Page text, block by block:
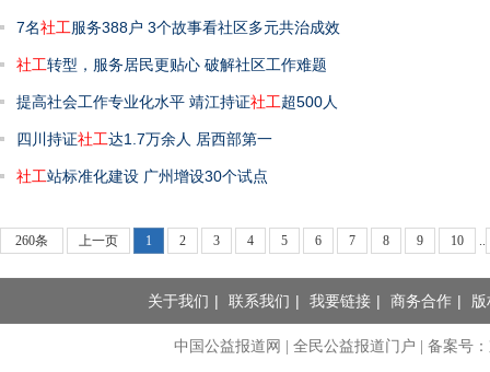
7名社工服务388户 3个故事看社区多元共治成效
社工转型，服务居民更贴心 破解社区工作难题
提高社会工作专业化水平 靖江持证社工超500人
四川持证社工达1.7万余人 居西部第一
社工站标准化建设 广州增设30个试点
260条 上一页 1 2 3 4 5 6 7 8 9 10 ..
关于我们 | 联系我们 | 我要链接 | 商务合作 |
中国公益报道网 | 全民公益报道门户 |备案号